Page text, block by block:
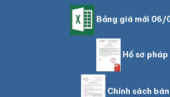
Bảng giá mới
Hồ sơ pháp
Chính sách